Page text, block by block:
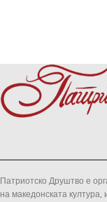
Патриотско Друштво е
на македонската култура,